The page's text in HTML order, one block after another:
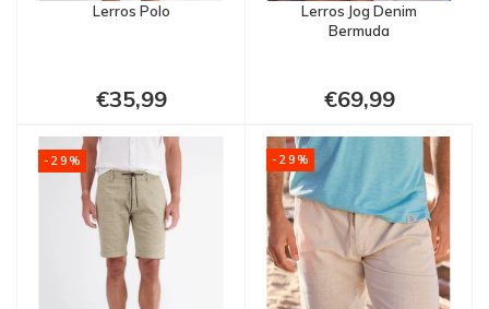
Lerros Polo
€35,99
Lerros Jog Denim
Bermuda
€69,99
-29% -29%